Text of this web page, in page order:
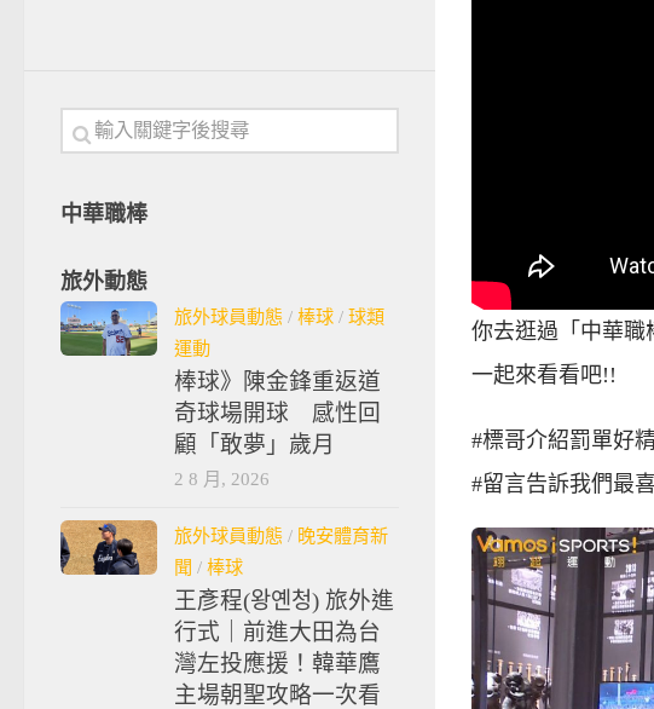
你去逛過「中華職
一起來看看吧!!
#標哥介紹罰單好
#留言告訴我們最
中華職棒
旅外動態
旅外球員動態 / 棒球 / 球類
運動
棒球》陳金鋒重返道
奇球場開球 感性回
顧「敢夢」歲月
2 8 月, 2026
旅外球員動態 / 晚安體育新
聞 / 棒球
王彥程(왕옌청) 旅外進
行式｜前進大田為台
灣左投應援！韓華鷹
主場朝聖攻略一次看